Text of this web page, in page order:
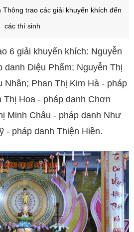
trao các giải khuyến khích đến
các thí sinh
6 giải khuyến khích: Nguyễn
danh Diệu Phẩm; Nguyễn Thị
Nhân; Phan Thị Kim Hà - pháp
Thị Hoa - pháp danh Chơn
Minh Châu - pháp danh Như
- pháp danh Thiện Hiền.